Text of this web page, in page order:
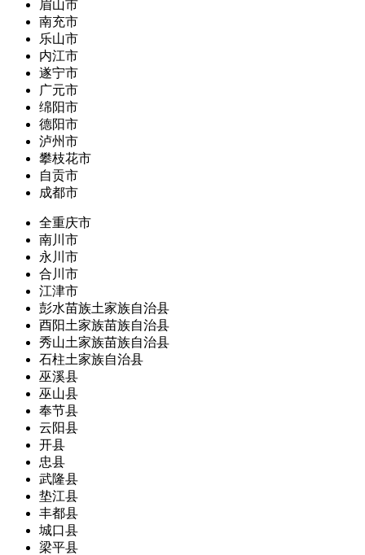
眉山市
南充市
乐山市
内江市
遂宁市
广元市
绵阳市
德阳市
泸州市
攀枝花市
自贡市
成都市
全重庆市
南川市
永川市
合川市
江津市
彭水苗族土家族自治县
酉阳土家族苗族自治县
秀山土家族苗族自治县
石柱土家族自治县
巫溪县
巫山县
奉节县
云阳县
开县
忠县
武隆县
垫江县
丰都县
城口县
梁平县